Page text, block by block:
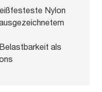
Nylon
als